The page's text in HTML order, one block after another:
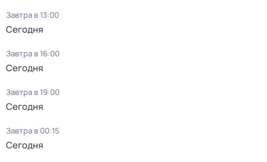
Завтра в 13:00
Сегодня
Завтра в 16:00
Сегодня
Завтра в 19:00
Сегодня
Завтра в 00:15
Сегодня